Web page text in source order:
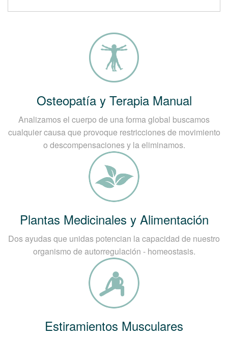
Osteopatía y Terapia Manual
Analizamos el cuerpo de una forma global buscamos
cualquier causa que provoque restricciones de movimiento
o descompensaciones y la eliminamos.
Plantas Medicinales y Alimentación
Dos ayudas que unidas potencian la capacidad de nuestro
organismo de autorregulación - homeostasis.
Estiramientos Musculares